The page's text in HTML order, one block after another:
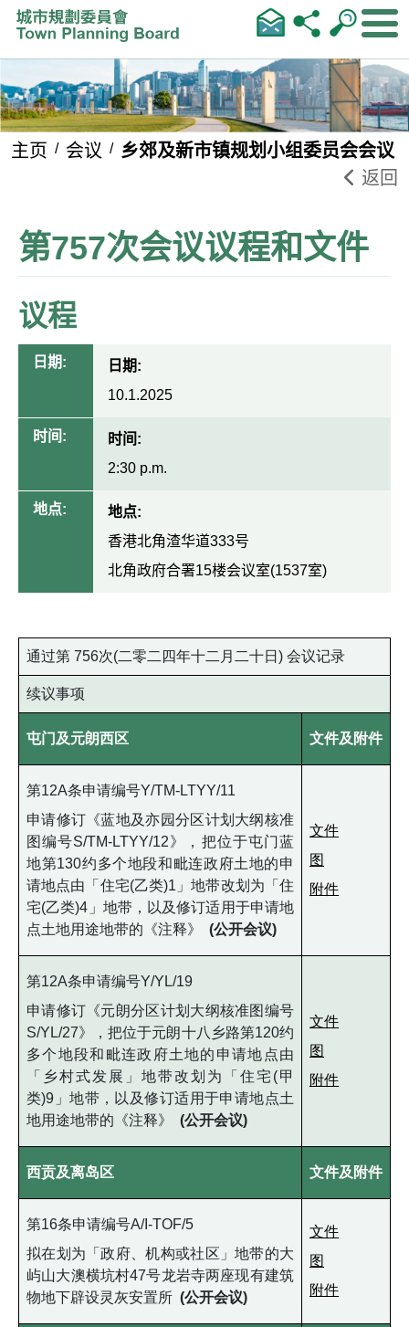
跳到内容
主页 会议
乡郊及新市镇规划小组委员会会议
返回
第757次会议议程和文件
议程
日期:
日期:
10.1.2025
时间:
时间:
2:30 p.m.
地点:
地点:
香港北角渣华道333号
北角政府合署15楼会议室(1537室)
通过第 756次(二零二四年十二月二十日) 会议记录
续议事项
屯门及元朗西区 文件及附件
第12A条申请编号Y/TM-LTYY/11
申请修订《蓝地及亦园分区计划大纲核准
图编号S/TM-LTYY/12》，把位于屯门蓝
地第130约多个地段和毗连政府土地的申
请地点由「住宅(乙类)1」地带改划为「住
宅(乙类)4」地带，以及修订适用于申请地
点土地用途地带的《注释》
(公开会议)
文件
图
附件
第12A条申请编号Y/YL/19
申请修订《元朗分区计划大纲核准图编号
S/YL/27》，把位于元朗十八乡路第120约
多个地段和毗连政府土地的申请地点由
「乡村式发展」地带改划为「住宅(甲
类)9」地带，以及修订适用于申请地点土
地用途地带的《注释》
(公开会议)
文件
图
附件
西贡及离岛区 文件及附件
第16条申请编号A/I-TOF/5
拟在划为「政府、机构或社区」地带的大
屿山大澳横坑村47号龙岩寺两座现有建筑
物地下辟设灵灰安置所 (公开会议)
文件
图
附件